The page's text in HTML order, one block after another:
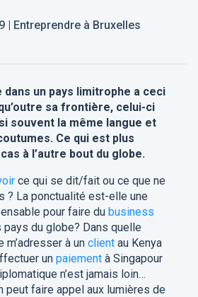
| Entreprendre à Bruxelles
un pays limitrophe a ceci
sa frontière, celui-ci
souvent la même langue et
Ce qui est plus
à l’autre bout du globe.
ce qui se dit/fait ou ce que ne
? La ponctualité est-elle une
pour faire du business
du globe? Dans quelle
m’adresser à un clientau Kenya
un paiementà Singapour
n’est jamais loin…
peut faire appel aux lumières de